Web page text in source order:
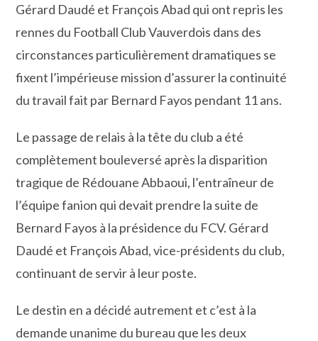
Gérard Daudé et François Abad qui ont repris les
rennes du Football Club Vauverdois dans des
circonstances particulièrement dramatiques se
fixent l’impérieuse mission d’assurer la continuité
du travail fait par Bernard Fayos pendant 11 ans.
Le passage de relais à la tête du club a été
complètement bouleversé après la disparition
tragique de Rédouane Abbaoui, l’entraîneur de
l’équipe fanion qui devait prendre la suite de
Bernard Fayos à la présidence du FCV. Gérard
Daudé et François Abad, vice-présidents du club,
continuant de servir à leur poste.
Le destin en a décidé autrement et c’est à la
demande unanime du bureau que les deux